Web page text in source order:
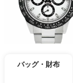
バッグ・財布